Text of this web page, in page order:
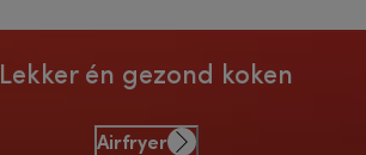
Lekker én gezond koken
Airfryer